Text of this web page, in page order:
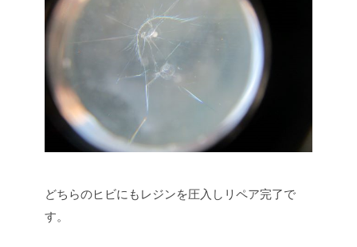
どちらのヒビにもレジンを圧入しリペア完了で
す。